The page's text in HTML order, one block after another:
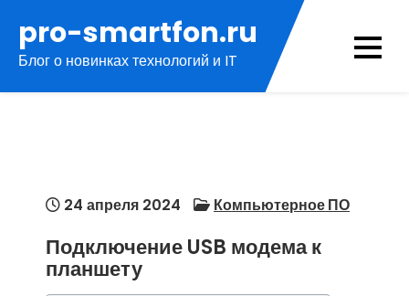
содержимому
pro-smartfon.ru
Блог о новинках технологий и IT
24 апреля 2024 Компьютерное ПО
Подключение USB модема к
планшету